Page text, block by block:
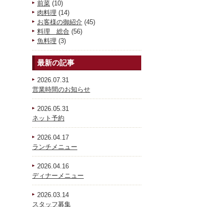
前菜 (10)
肉料理 (14)
お客様の御紹介 (45)
料理 総合 (56)
魚料理 (3)
最新の記事
2026.07.31
営業時間のお知らせ
2026.05.31
ネット予約
2026.04.17
ランチメニュー
2026.04.16
ディナーメニュー
2026.03.14
スタッフ募集